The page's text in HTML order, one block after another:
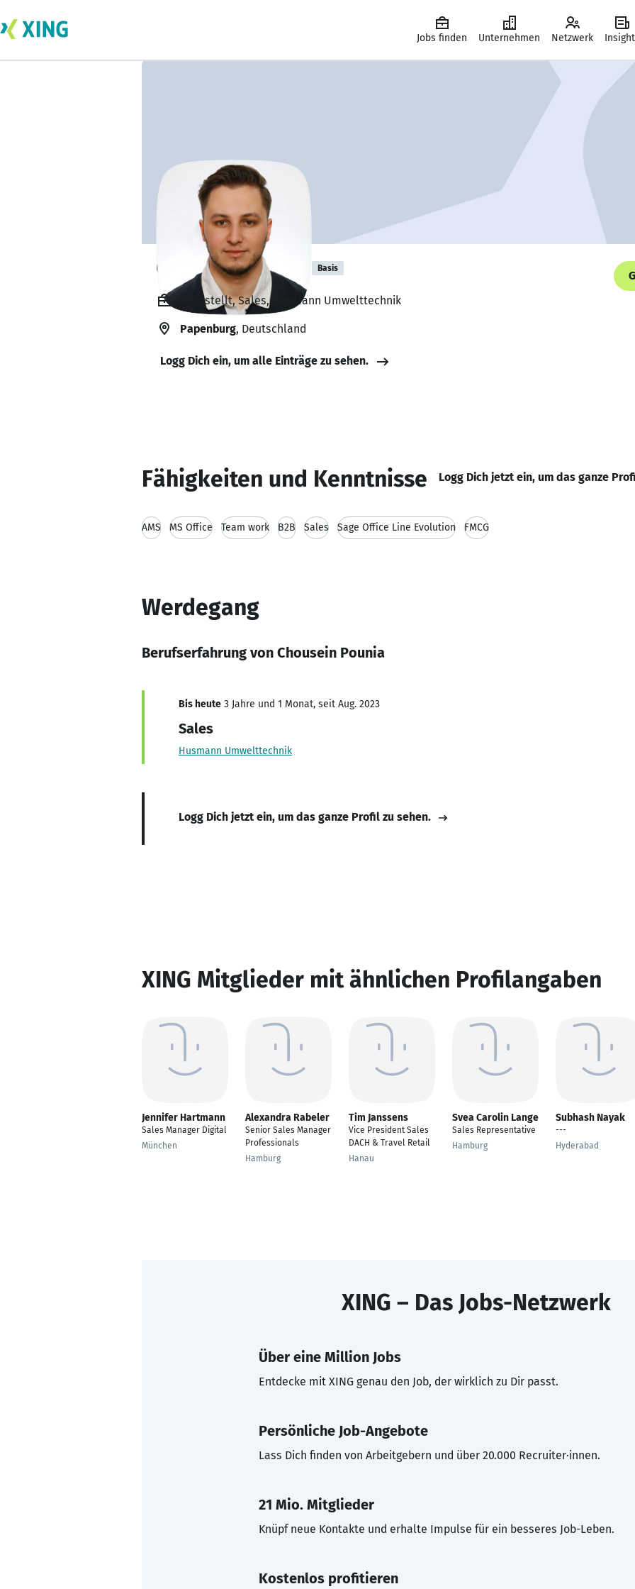
Jobs finden Unternehmen Netzwerk
Chousein Pounia Basis
Angestellt, Sales, Husmann Umwelttechnik
Papenburg, Deutschland
Logg Dich ein, um alle Einträge zu sehen.
Fähigkeiten und Kenntnisse Logg Dich jetzt ein, um das ganze
AMS MS Office Team work B2B Sales Sage Office Line Evolution FMCG
Werdegang
Berufserfahrung von Chousein Pounia
Bis heute 3 Jahre und 1 Monat, seit Aug. 2023
Sales
Husmann Umwelttechnik
Logg Dich jetzt ein, um das ganze Profil zu sehen.
XING Mitglieder mit ähnlichen Profilangaben
Jennifer Hartmann
Sales Manager Digital
München
Alexandra Rabeler
Senior Sales Manager
Professionals
Hamburg
Tim Janssens
Vice President Sales
DACH & Travel Retail
Hanau
Svea Carolin Lange
Sales Representative
Hamburg
Subhash Nayak
---
Hyderabad
XING – Das Jobs-Netzwerk
Über eine Million Jobs
Entdecke mit XING genau den Job, der wirklich zu Dir passt.
Persönliche Job-Angebote
Lass Dich finden von Arbeitgebern und über 20.000 Recruiter·innen.
21 Mio. Mitglieder
Knüpf neue Kontakte und erhalte Impulse für ein besseres Job-Leben.
Kostenlos profitieren